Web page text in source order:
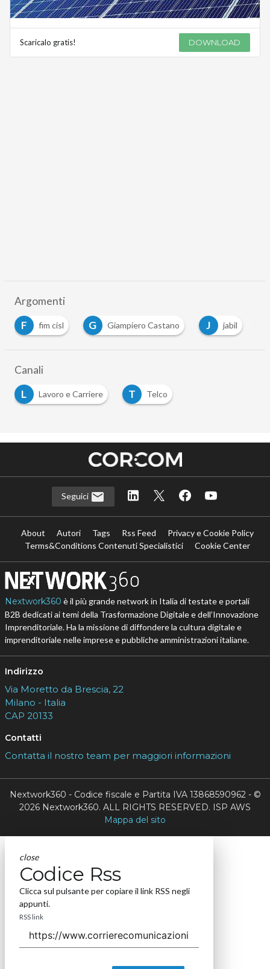
Scaricalo gratis! DOWNLOAD
Argomenti
F
fim cisl G Giampiero Castano J jabil
Canali
L
Lavoro e Carriere T Telco
Seguici
About Autori Tags Rss Feed
Privacy e Cookie Policy
Terms&Conditions Contenuti Specialistici
Cookie Center
Nextwork360 è il più grande network in Italia di testate e portali
B2B dedicati ai temi della Trasformazione Digitale e dell’Innovazione
Imprenditoriale. Ha la missione di diffondere la cultura digitale e
imprenditoriale nelle imprese e pubbliche amministrazioni italiane.
Indirizzo
Via Moretto da Brescia, 22
Milano - Italia
CAP 20133
Contatti
Contatta il nostro team per maggiori informazioni
Nextwork360 - Codice fiscale e Partita IVA 13868590962 - ©
2026 Nextwork360. ALL RIGHTS RESERVED. ISP AWS
Mappa del sito
close
Codice Rss
Clicca sul pulsante per copiare il link RSS negli
appunti.
RSS link